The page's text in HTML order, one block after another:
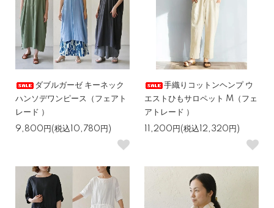
ダブルガーゼ キーネック
ハンソデワンピース（フェアト
レード ）
9,800円(税込10,780円)
手織りコットンヘンプ ウ
エストひもサロペット M（フェ
アトレード ）
11,200円(税込12,320円)